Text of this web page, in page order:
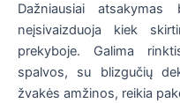
Dažniausiai
neįsivaizduoja kiek
prekyboje. Galima
spalvos, su blizgučių
žvakės amžinos, reikia